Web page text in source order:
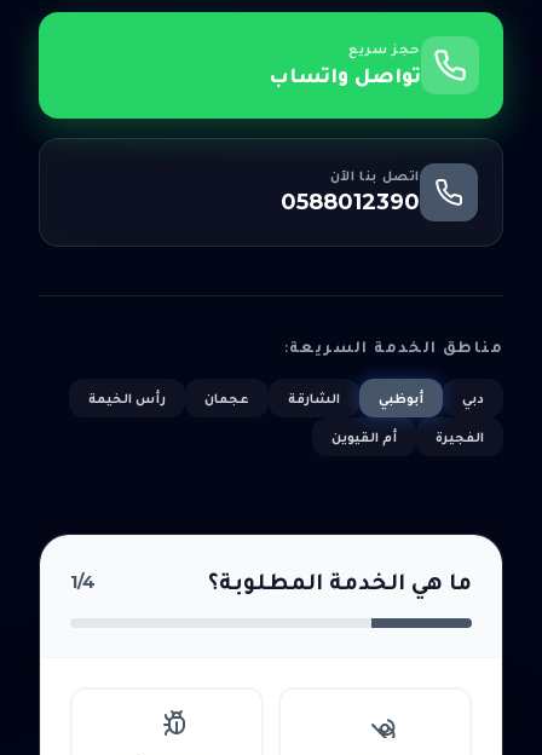
حجز سريع
تواصل واتساب
اتصل بنا الآن
0588012390
مناطق الخدمة السريعة:
دبي أبوظبي الشارقة عجمان رأس الخيمة
الفجيرة أم القيوين
ما هي الخدمة المطلوبة؟ 1/4